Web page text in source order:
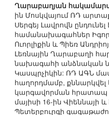
Ղարաբաղյան
ին Մոսկվայում ՌԴ
Սերգեյ Լավրովն
համանախագահներ Իգոր
Ուորլիքին և Պիեռ
Լեռնային Ղարաբաղի
նախագահի անձնական
Կասպրչիկին: ՌԴ ԱԳՆ
հաղորդմամբ,
կարգավորման հրատապ
մայիսի 16-ին Վիեննայի
Պետերբուրգի